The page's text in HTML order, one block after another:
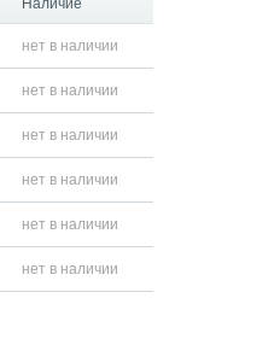
Наличие
нет в наличии
нет в наличии
нет в наличии
нет в наличии
нет в наличии
нет в наличии